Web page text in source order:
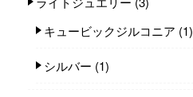
キュービックジルコニア (1)
シルバー (1)